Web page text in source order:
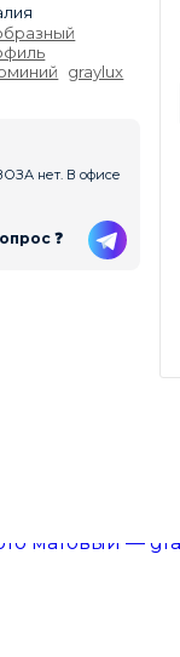
graylux
нет. В офисе
❓